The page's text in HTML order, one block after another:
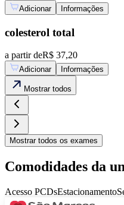
Adicionar Informações
colesterol total
a partir deR$ 37,20
Adicionar Informações
Mostrar todos
Mostrar todos os exames
Comodidades da
Acesso PCDsEstacionamento